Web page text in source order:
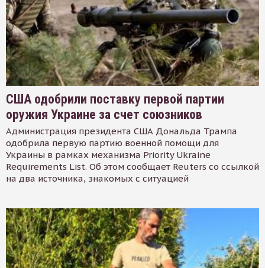
США одобрили поставку первой партии
оружия Украине за счет союзников
Администрация президента США Дональда Трампа
одобрила первую партию военной помощи для
Украины в рамках механизма Priority Ukraine
Requirements List. Об этом сообщает Reuters со ссылкой
на два источника, знакомых с ситуацией